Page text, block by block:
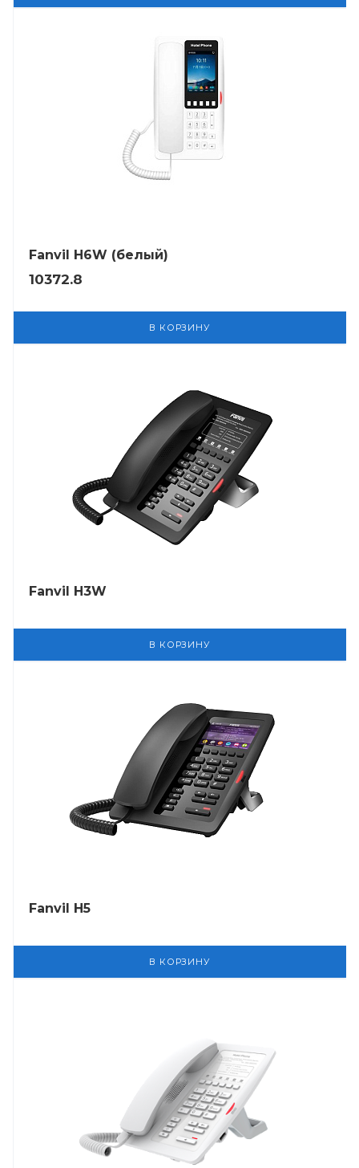
Fanvil H6W (белый)
10372.8
В КОРЗИНУ
Fanvil H3W
В КОРЗИНУ
Fanvil H5
В КОРЗИНУ